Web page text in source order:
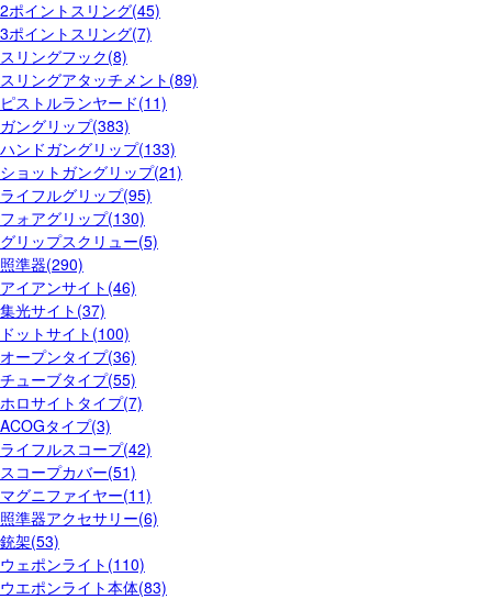
2ポイントスリング(45)
3ポイントスリング(7)
スリングフック(8)
スリングアタッチメント(89)
ピストルランヤード(11)
ガングリップ(383)
ハンドガングリップ(133)
ショットガングリップ(21)
ライフルグリップ(95)
フォアグリップ(130)
グリップスクリュー(5)
照準器(290)
アイアンサイト(46)
集光サイト(37)
ドットサイト(100)
オープンタイプ(36)
チューブタイプ(55)
ホロサイトタイプ(7)
ACOGタイプ(3)
ライフルスコープ(42)
スコープカバー(51)
マグニファイヤー(11)
照準器アクセサリー(6)
銃架(53)
ウェポンライト(110)
ウエポンライト本体(83)